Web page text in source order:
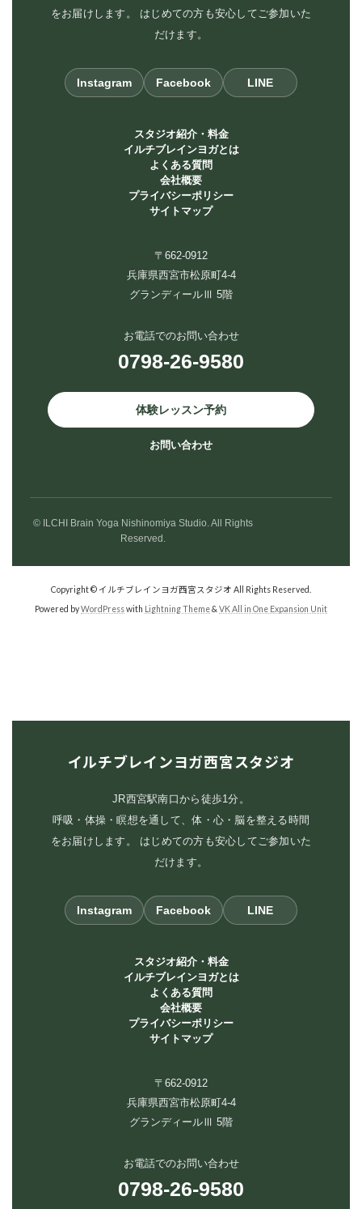
をお届けします。 はじめての方も安心してご参加いた
だけます。
Instagram Facebook LINE
スタジオ紹介・料金
イルチブレインヨガとは
よくある質問
会社概要
プライバシーポリシー
サイトマップ
〒662-0912
兵庫県西宮市松原町4-4
グランディールⅢ 5階
お電話でのお問い合わせ
0798-26-9580
体験レッスン予約
お問い合わせ
© ILCHI Brain Yoga Nishinomiya Studio. All Rights
Reserved.
Copyright © イルチブレインヨガ西宮スタジオ All Rights Reserved.
Powered byWordPresswith Lightning Theme& VK All in One Expansion Unit
イルチブレインヨガ西宮スタジオ
JR西宮駅南口から徒歩1分。
呼吸・体操・瞑想を通して、体・心・脳を整える時間
をお届けします。 はじめての方も安心してご参加いた
だけます。
Instagram Facebook LINE
スタジオ紹介・料金
イルチブレインヨガとは
よくある質問
会社概要
プライバシーポリシー
サイトマップ
〒662-0912
兵庫県西宮市松原町4-4
グランディールⅢ 5階
お電話でのお問い合わせ
0798-26-9580